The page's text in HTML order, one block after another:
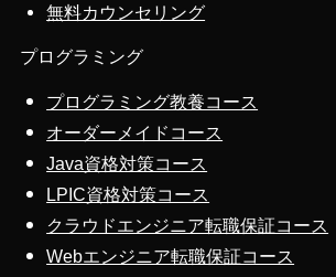
無料カウンセリング
プログラミング
プログラミング教養コース
オーダーメイドコース
Java資格対策コース
LPIC資格対策コース
クラウドエンジニア転職保証コース
Webエンジニア転職保証コース